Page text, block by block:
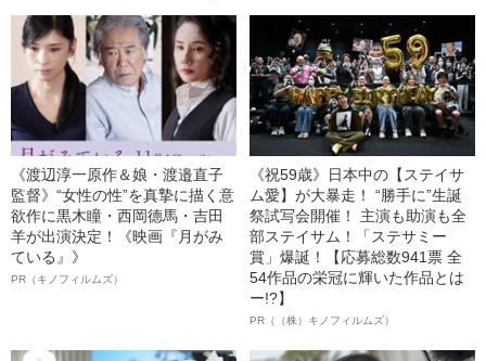
《渡辺淳一原作＆娘・渡邉直子
監督》“女性の性”を真摯に描く意
欲作に黒木瞳・西岡德馬・吉田
羊が出演決定！《映画『月がみ
ている』》
PR（キノフィルムズ）
《祝59歳》日本中の【ステイサ
ム愛】が大暴走！ “勝手に”生誕
祭試写会開催！ 主演も助演も全
部ステイサム！「ステサミー
賞」爆誕！【応募総数941票 全
54作品の栄冠に輝いた作品とは
ー!?】
PR（（株）キノフィルムズ）